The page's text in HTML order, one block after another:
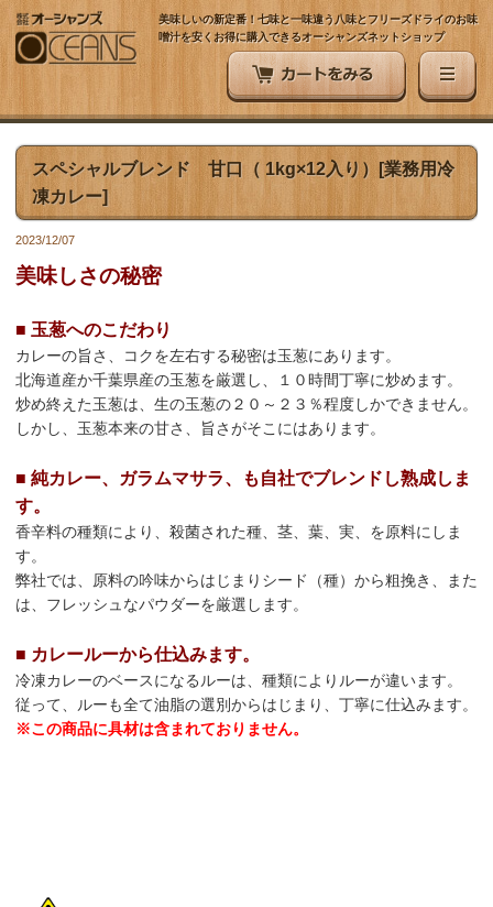
美味しいの新定番！七味と一味違う八味とフリーズドライのお味
噌汁を安くお得に購入できるオーシャンズネットショップ
スペシャルブレンド 甘口（ 1kg×12入り）[業務用冷
凍カレー]
2023/12/07
美味しさの秘密
■ 玉葱へのこだわり
カレーの旨さ、コクを左右する秘密は玉葱にあります。
北海道産か千葉県産の玉葱を厳選し、１０時間丁寧に炒めます。
炒め終えた玉葱は、生の玉葱の２０～２３％程度しかできません。
しかし、玉葱本来の甘さ、旨さがそこにはあります。
■ 純カレー、ガラムマサラ、も自社でブレンドし熟成しま
す。
香辛料の種類により、殺菌された種、茎、葉、実、を原料にしま
す。
弊社では、原料の吟味からはじまりシード（種）から粗挽き、また
は、フレッシュなパウダーを厳選します。
■ カレールーから仕込みます。
冷凍カレーのベースになるルーは、種類によりルーが違います。
従って、ルーも全て油脂の選別からはじまり、丁寧に仕込みます。
※この商品に具材は含まれておりません。